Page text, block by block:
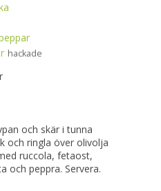
hackade
och skär i tunna
och ringla över olivolja
ruccola, fetaost,
och peppra. Servera.